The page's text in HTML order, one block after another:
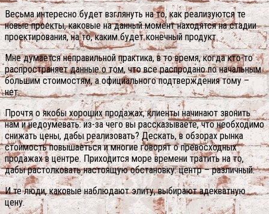
Весьма интересно будет взглянуть на то, как реализуются те
новые проекты, каковые на данный момент находятся на стадии
проектирования, на то, каким будет конечный продукт.
Мне думается неправильной практика, в то время, когда кто-то
распространяет данные о том, что все распродано по начальным
большим стоимостям, а официального подтверждения тому –
нет.
Прочтя о якобы хороших продажах, клиенты начинают звонить
нам и недоумевать: из-за чего вы рассказываете, что необходимо
снижать цены, дабы реализовать? Дескать, в обзорах рынка
стоимость повышаеться и многие говорят о превосходных
продажах в центре. Приходится море времени тратить на то,
дабы растолковать настоящую обстановку: центр – различный.
И те люди, каковые наблюдают элиту, выбирают адекватную
цену.